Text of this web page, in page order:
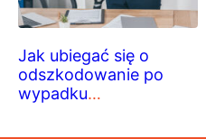
Jak ubiegać się o
odszkodowanie po
wypadku